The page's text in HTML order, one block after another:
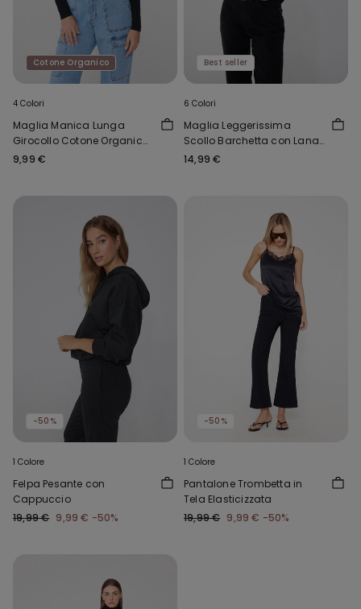
Cotone Organico
4 Colori
Maglia Manica Lunga
Girocollo Cotone Organico
Elasticizzato
9,99 €
Best seller
6 Colori
Maglia Leggerissima
Scollo Barchetta con Lana
Merino
14,99 €
-50%
1 Colore
Felpa Pesante con
Cappuccio
19,99 € 9,99 € -50%
-50%
1 Colore
Pantalone Trombetta in
Tela Elasticizzata
19,99 € 9,99 € -50%